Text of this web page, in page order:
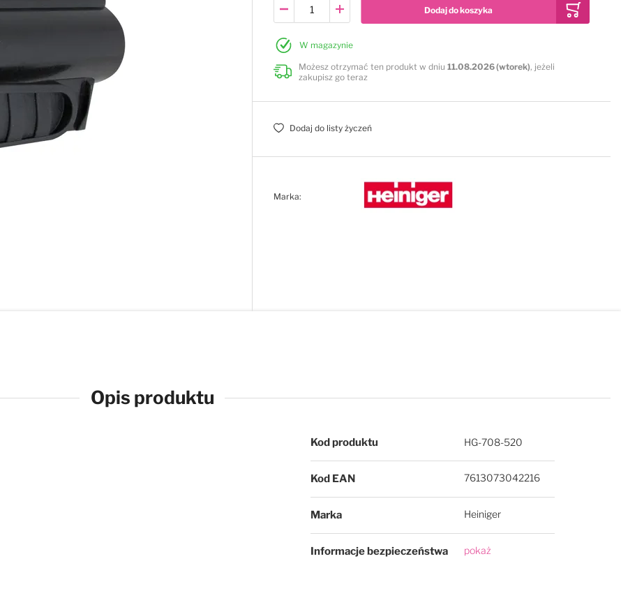
Dodaj do koszyka
W magazynie
Możesz otrzymać ten produkt w dniu11.08.2026 (wtorek), jeżeli
zakupisz go teraz
Dodaj do listy życzeń
Marka:
Opis produktu
Więcej informacji
Kod produktu HG-708-520
Kod EAN 7613073042216
Marka Heiniger
Informacje bezpieczeństwa pokaż